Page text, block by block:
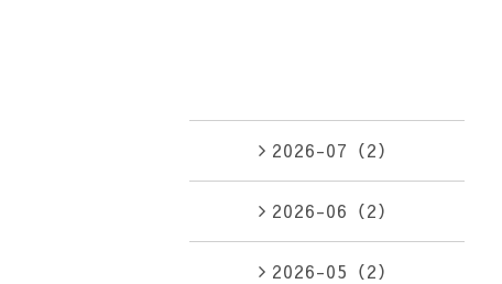
2026-07（2）
2026-06（2）
2026-05（2）